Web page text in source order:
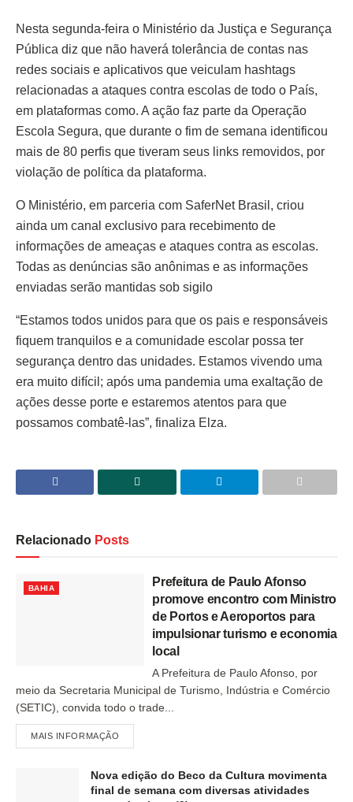
Nesta segunda-feira o Ministério da Justiça e Segurança
Pública diz que não haverá tolerância de contas nas
redes sociais e aplicativos que veiculam hashtags
relacionadas a ataques contra escolas de todo o País,
em plataformas como. A ação faz parte da Operação
Escola Segura, que durante o fim de semana identificou
mais de 80 perfis que tiveram seus links removidos, por
violação de política da plataforma.
O Ministério, em parceria com SaferNet Brasil, criou
ainda um canal exclusivo para recebimento de
informações de ameaças e ataques contra as escolas.
Todas as denúncias são anônimas e as informações
enviadas serão mantidas sob sigilo
“Estamos todos unidos para que os pais e responsáveis
fiquem tranquilos e a comunidade escolar possa ter
segurança dentro das unidades. Estamos vivendo uma
era muito difícil; após uma pandemia uma exaltação de
ações desse porte e estaremos atentos para que
possamos combatê-las”, finaliza Elza.
Relacionado Posts
BAHIA
Prefeitura de Paulo Afonso
promove encontro com Ministro
de Portos e Aeroportos para
impulsionar turismo e economia
local
A Prefeitura de Paulo Afonso, por
meio da Secretaria Municipal de Turismo, Indústria e Comércio
(SETIC), convida todo o trade...
MAIS INFORMAÇÃO
Nova edição do Beco da Cultura movimenta
final de semana com diversas atividades